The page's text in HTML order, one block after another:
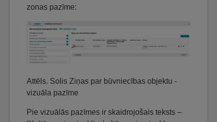
zonas pazīme:
Attēls. Solis Ziņas par būvniecības objektu -
vizuāla pazīme
Pie vizuālās pazīmes ir skaidrojošais teksts –